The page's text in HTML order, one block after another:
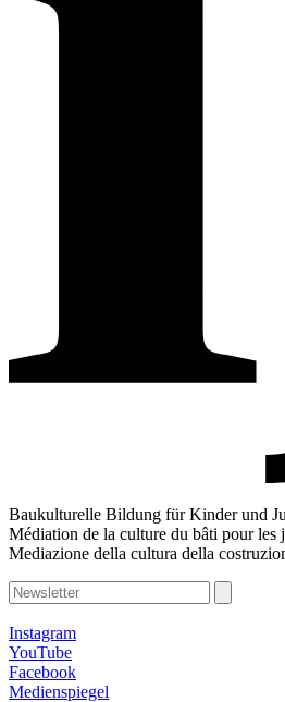
Baukulturelle Bildung für Kinder und
Médiation de la culture du bâti pour les
Mediazione della cultura della
Instagram
YouTube
Facebook
Medienspiegel